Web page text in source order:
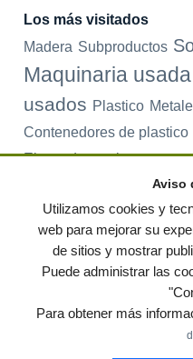
Los más visitados
Madera Subproductos
Maquinaria usada
usados Plastico
Contenedores de plastico
Electrodomesticos
© residuos.com - Todos los
Condiciones de uso|Contacto |
Publica
Aviso
Utilizamos cookies y
web para mejorar su
de sitios y mostrar
Puede administrar las
Para obtener más